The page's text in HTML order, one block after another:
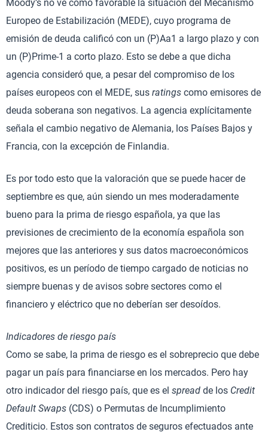
Moody’s no ve como favorable la situación del Mecanismo
Europeo de Estabilización (MEDE), cuyo programa de
emisión de deuda calificó con un (P)Aa1 a largo plazo y con
un (P)Prime-1 a corto plazo. Esto se debe a que dicha
agencia consideró que, a pesar del compromiso de los
países europeos con el MEDE, sus ratings como emisores de
deuda soberana son negativos. La agencia explícitamente
señala el cambio negativo de Alemania, los Países Bajos y
Francia, con la excepción de Finlandia.
Es por todo esto que la valoración que se puede hacer de
septiembre es que, aún siendo un mes moderadamente
bueno para la prima de riesgo española, ya que las
previsiones de crecimiento de la economía española son
mejores que las anteriores y sus datos macroeconómicos
positivos, es un período de tiempo cargado de noticias no
siempre buenas y de avisos sobre sectores como el
financiero y eléctrico que no deberían ser desoídos.
Indicadores de riesgo país
Como se sabe, la prima de riesgo es el sobreprecio que debe
pagar un país para financiarse en los mercados. Pero hay
otro indicador del riesgo país, que es el spread de los Credit
Default Swaps (CDS) o Permutas de Incumplimiento
Crediticio. Estos son contratos de seguros efectuados ante